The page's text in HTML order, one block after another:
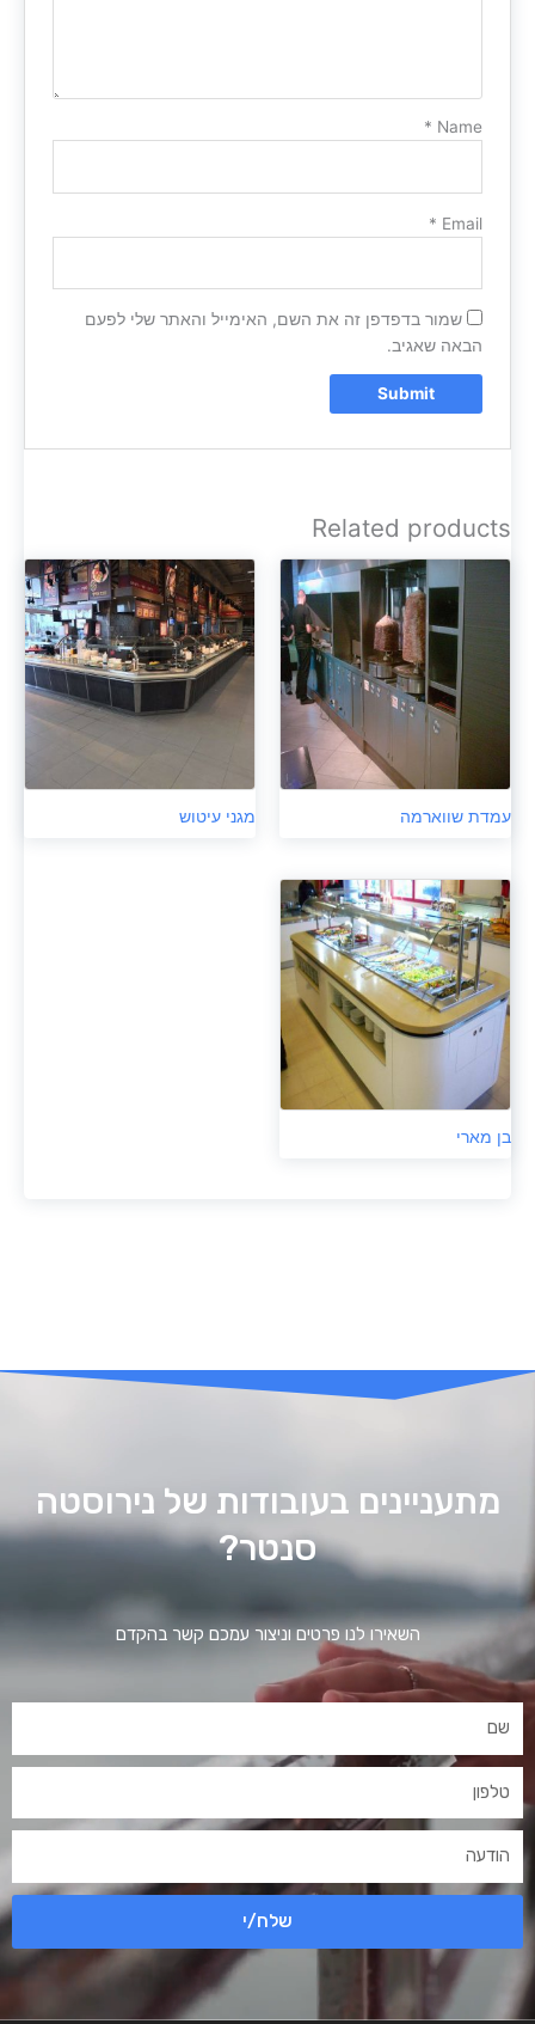
Name
*
Email
*
שמור בדפדפן זה את השם, האימייל והאתר שלי לפעם
הבאה שאגיב.
Related products
עמדת שווארמה מגני עיטוש
בן מארי
מתעניינים בעובודות של נירוסטה
סנטר?
השאירו לנו פרטים וניצור עמכם קשר בהקדם
שלח/י